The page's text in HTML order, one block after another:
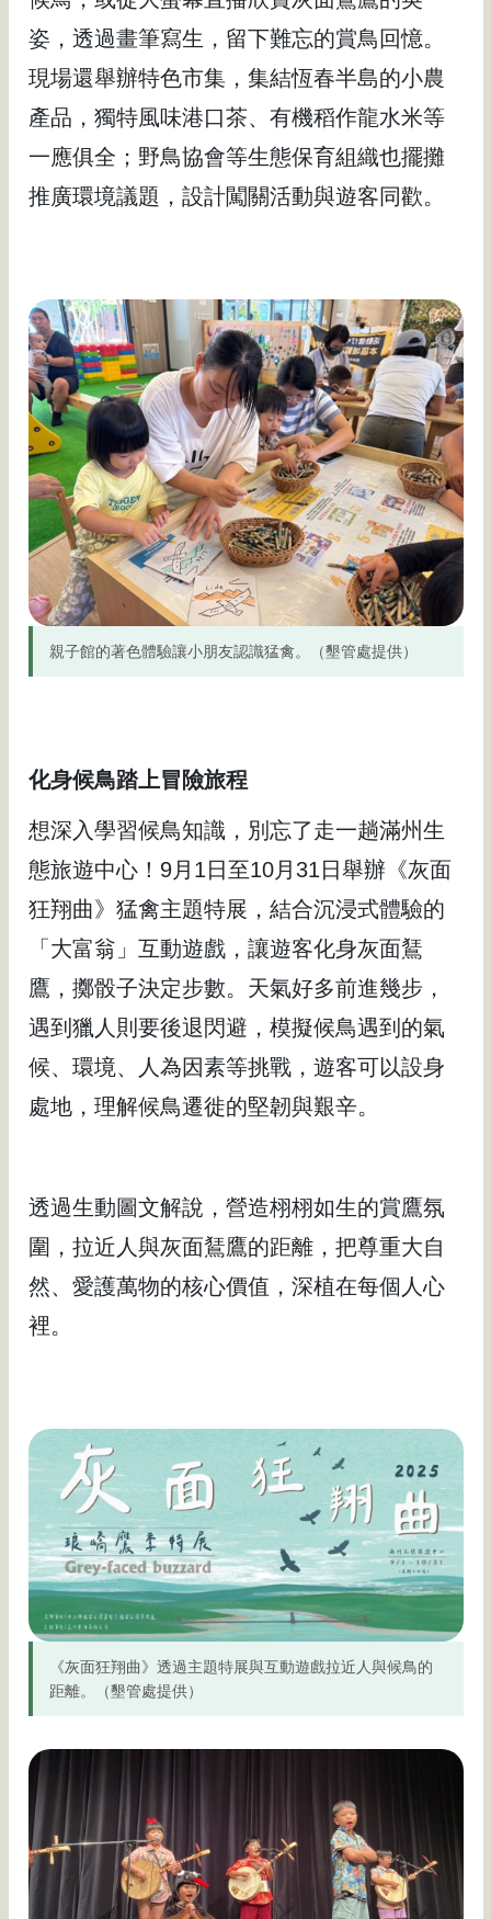
姿，透過畫筆寫生，留下難忘的賞鳥回憶。
現場還舉辦特色市集，集結恆春半島的小農
產品，獨特風味港口茶、有機稻作龍水米等
一應俱全；野鳥協會等生態保育組織也擺攤
推廣環境議題，設計闖關活動與遊客同歡。
親子館的著色體驗讓小朋友認識猛禽。（墾管處提供）
化身候鳥踏上冒險旅程
想深入學習候鳥知識，別忘了走一趟滿州生
態旅遊中心！9月1日至10月31日舉辦《灰面
狂翔曲》猛禽主題特展，結合沉浸式體驗的
「大富翁」互動遊戲，讓遊客化身灰面鵟
鷹，擲骰子決定步數。天氣好多前進幾步，
遇到獵人則要後退閃避，模擬候鳥遇到的氣
候、環境、人為因素等挑戰，遊客可以設身
處地，理解候鳥遷徙的堅韌與艱辛。
透過生動圖文解說，營造栩栩如生的賞鷹氛
圍，拉近人與灰面鵟鷹的距離，把尊重大自
然、愛護萬物的核心價值，深植在每個人心
裡。
《灰面狂翔曲》透過主題特展與互動遊戲拉近人與候鳥的
距離。（墾管處提供）